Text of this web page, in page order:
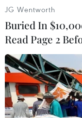
Thủ tướng Phạm
quan hệ đối tác Việt
JG Wentworth
Buried In
Read Page 2